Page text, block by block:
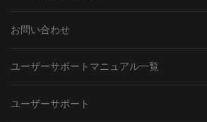
お問い合わせ
ユーザーサポートマニュアル一覧
ユーザーサポート